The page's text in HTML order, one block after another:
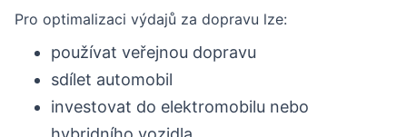
Pro optimalizaci výdajů za dopravu lze:
používat veřejnou dopravu
sdílet automobil
investovat do elektromobilu nebo